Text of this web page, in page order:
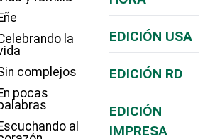
la
complejos
pocas
al
EDICIÓN USA
EDICIÓN RD
EDICIÓN
IMPRESA